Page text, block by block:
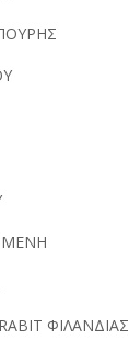
ΦΙΛΑΝΔΙΑΣ